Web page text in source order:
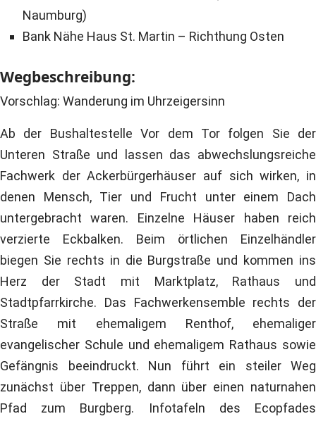
Naumburg)
Bank Nähe Haus St. Martin – Richthung Osten
Wegbeschreibung:
Vorschlag: Wanderung im Uhrzeigersinn
Ab der Bushaltestelle Vor dem Tor folgen Sie der
Unteren Straße und lassen das abwechslungsreiche
Fachwerk der Ackerbürgerhäuser auf sich wirken, in
denen Mensch, Tier und Frucht unter einem Dach
untergebracht waren. Einzelne Häuser haben reich
verzierte Eckbalken. Beim örtlichen Einzelhändler
biegen Sie rechts in die Burgstraße und kommen ins
Herz der Stadt mit Marktplatz, Rathaus und
Stadtpfarrkirche. Das Fachwerkensemble rechts der
Straße mit ehemaligem Renthof, ehemaliger
evangelischer Schule und ehemaligem Rathaus sowie
Gefängnis beeindruckt. Nun führt ein steiler Weg
zunächst über Treppen, dann über einen naturnahen
Pfad zum Burgberg. Infotafeln des Ecopfades